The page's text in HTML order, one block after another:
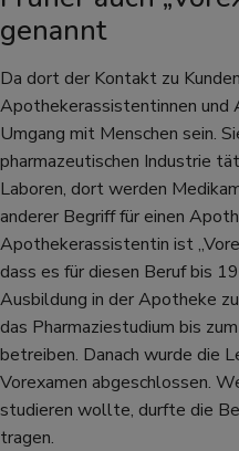
genannt
Da dort der Kontakt zu
Apothekerassistentinnen und
Umgang mit Menschen sein.
pharmazeutischen Industrie
Laboren, dort werden
anderer Begriff für einen
Apothekerassistentin ist
dass es für diesen Beruf bis
Ausbildung in der Apotheke
das Pharmaziestudium bis
betreiben. Danach wurde die
Vorexamen abgeschlossen.
studieren wollte, durfte die
tragen.